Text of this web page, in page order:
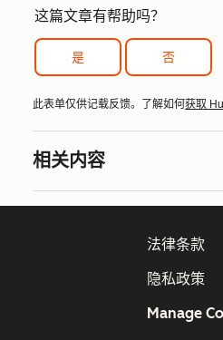
这篇文章有帮助吗？
是 否
此表单仅供记载反馈。了解如何获取
相关内容
法律条款
隐私政策
Manage